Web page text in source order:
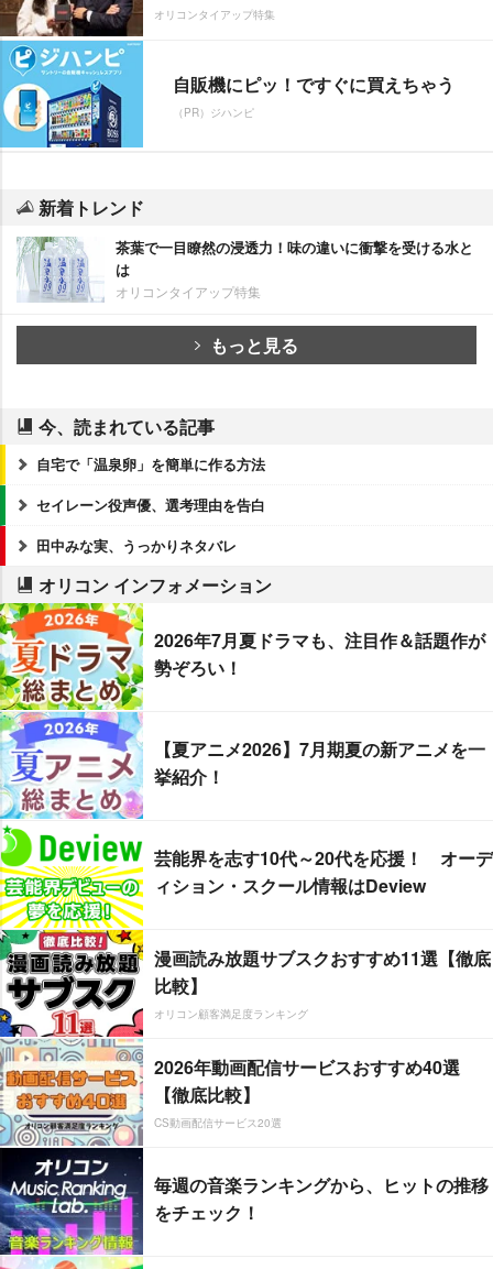
オリコンタイアップ特集
自販機にピッ！ですぐに買えちゃう
（PR）ジハンピ
新着トレンド
茶葉で一目瞭然の浸透力！味の違いに衝撃を受ける水と
は
オリコンタイアップ特集
もっと見る
今、読まれている記事
自宅で「温泉卵」を簡単に作る方法
セイレーン役声優、選考理由を告白
田中みな実、うっかりネタバレ
オリコン インフォメーション
2026年7月夏ドラマも、注目作＆話題作が
勢ぞろい！
【夏アニメ2026】7月期夏の新アニメを一
挙紹介！
芸能界を志す10代～20代を応援！ オーデ
ィション・スクール情報はDeview
漫画読み放題サブスクおすすめ11選【徹底
比較】
オリコン顧客満足度ランキング
2026年動画配信サービスおすすめ40選
【徹底比較】
CS動画配信サービス20選
毎週の音楽ランキングから、ヒットの推移
をチェック！